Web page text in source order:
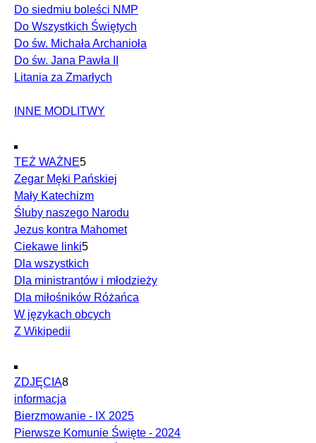
Do siedmiu boleści NMP
Do Wszystkich Świętych
Do św. Michała Archanioła
Do św. Jana Pawła II
Litania za Zmarłych
INNE MODLITWY
TEŻ WAŻNE5
Zegar Męki Pańskiej
Mały Katechizm
Śluby naszego Narodu
Jezus kontra Mahomet
Ciekawe linki5
Dla wszystkich
Dla ministrantów i młodzieży
Dla miłośników Różańca
W językach obcych
Z Wikipedii
ZDJĘCIA8
informacja
Bierzmowanie - IX 2025
Pierwsze Komunie Święte - 2024